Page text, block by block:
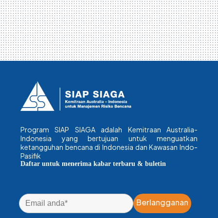
Program SIAP SIAGA adalah Kemitraan Australia-
Indonesia yang bertujuan untuk menguatkan
ketangguhan bencana di Indonesia dan Kawasan Indo-
Pasifik
Daftar untuk menerima kabar terbaru & buletin